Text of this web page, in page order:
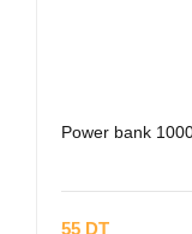
Power bank
55 DT